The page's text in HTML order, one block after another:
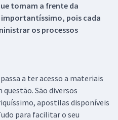
tomam a frente da
pois cada
os processos
a ter acesso a materiais
São diversos
apostilas disponíveis
para facilitar o seu